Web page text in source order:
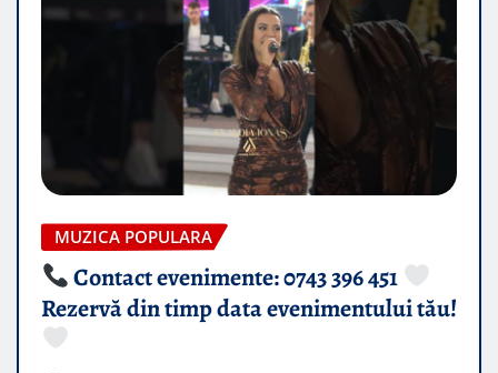
MUZICA POPULARA
Contact evenimente: 0743 396 451
Rezervă din timp data evenimentului tău!